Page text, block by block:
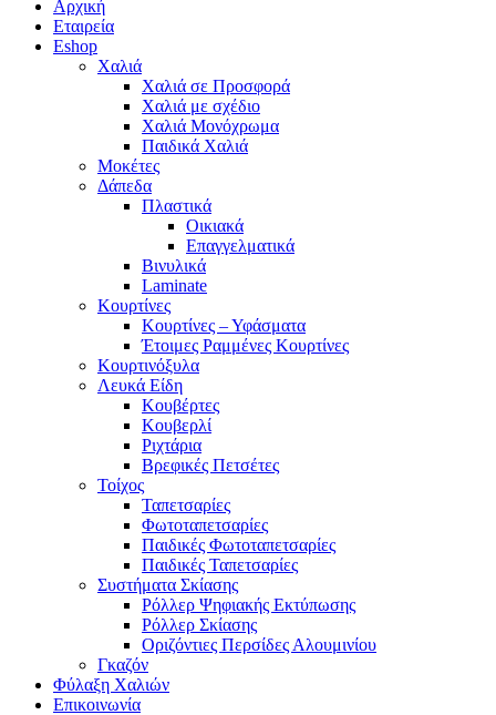
Αρχική
Εταιρεία
Eshop
Χαλιά
Χαλιά σε Προσφορά
Χαλιά με σχέδιο
Χαλιά Μονόχρωμα
Παιδικά Χαλιά
Μοκέτες
Δάπεδα
Πλαστικά
Οικιακά
Επαγγελματικά
Βινυλικά
Laminate
Κουρτίνες
Κουρτίνες – Υφάσματα
Έτοιμες Ραμμένες Κουρτίνες
Κουρτινόξυλα
Λευκά Είδη
Κουβέρτες
Κουβερλί
Ριχτάρια
Βρεφικές Πετσέτες
Τοίχος
Ταπετσαρίες
Φωτοταπετσαρίες
Παιδικές Φωτοταπετσαρίες
Παιδικές Ταπετσαρίες
Συστήματα Σκίασης
Ρόλλερ Ψηφιακής Εκτύπωσης
Ρόλλερ Σκίασης
Οριζόντιες Περσίδες Αλουμινίου
Γκαζόν
Φύλαξη Χαλιών
Επικοινωνία